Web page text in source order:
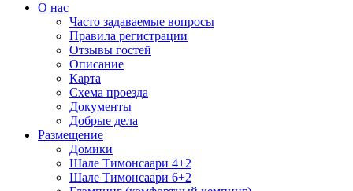
О нас
Часто задаваемые вопросы
Правила регистрации
Отзывы гостей
Описание
Карта
Схема проезда
Документы
Добрые дела
Размещение
Домики
Шале Тимонсаари 4+2
Шале Тимонсаари 6+2